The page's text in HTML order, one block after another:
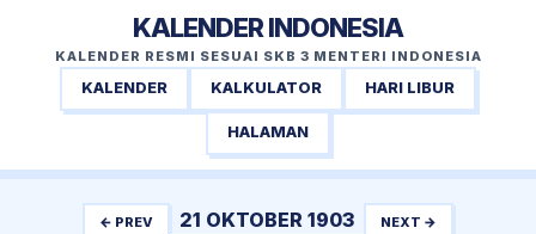
KALENDER INDONESIA
KALENDER RESMI SESUAI SKB 3 MENTERI INDONESIA
KALENDER KALKULATOR HARI LIBUR
HALAMAN
← PREV 21 OKTOBER 1903 NEXT →